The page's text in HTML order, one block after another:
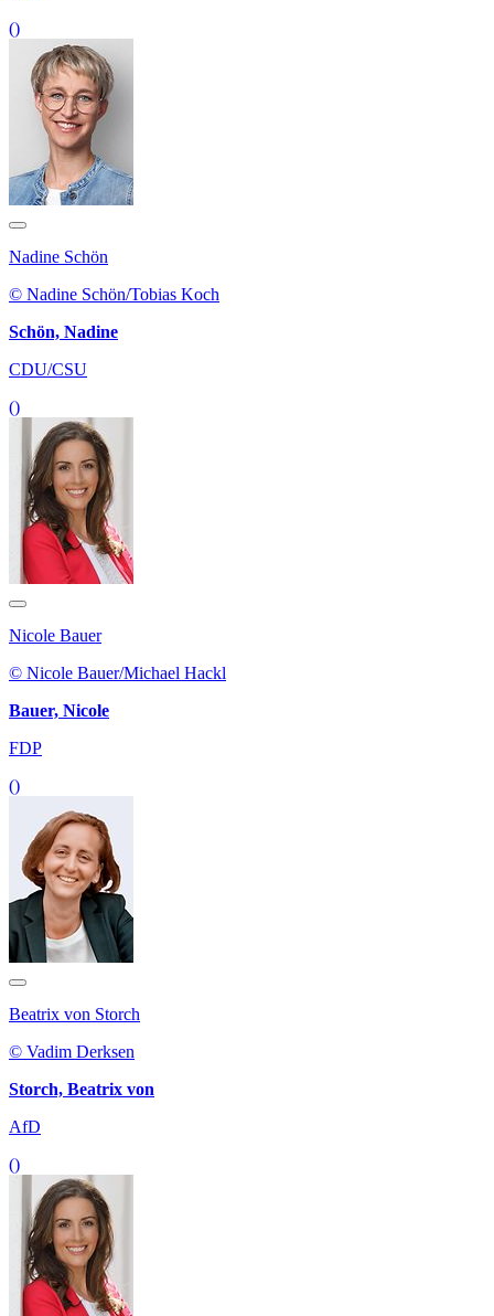
()
Nadine Schön
© Nadine Schön/Tobias Koch
Schön, Nadine
CDU/CSU
()
Nicole Bauer
© Nicole Bauer/Michael Hackl
Bauer, Nicole
FDP
()
Beatrix von Storch
© Vadim Derksen
Storch, Beatrix von
AfD
()